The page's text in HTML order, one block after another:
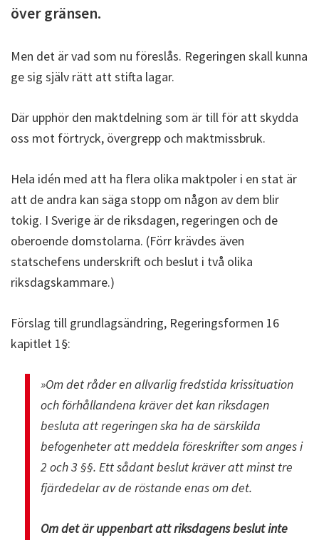
över gränsen.
Men det är vad som nu föreslås. Regeringen skall kunna
ge sig själv rätt att stifta lagar.
Där upphör den maktdelning som är till för att skydda
oss mot förtryck, övergrepp och maktmissbruk.
Hela idén med att ha flera olika maktpoler i en stat är
att de andra kan säga stopp om någon av dem blir
tokig. I Sverige är de riksdagen, regeringen och de
oberoende domstolarna. (Förr krävdes även
statschefens underskrift och beslut i två olika
riksdagskammare.)
Förslag till grundlagsändring, Regeringsformen 16
kapitlet 1§:
»Om det råder en allvarlig fredstida krissituation
och förhållandena kräver det kan riksdagen
besluta att regeringen ska ha de särskilda
befogenheter att meddela föreskrifter som anges i
2 och 3 §§. Ett sådant beslut kräver att minst tre
fjärdedelar av de röstande enas om det.
Om det är uppenbart att riksdagens beslut inte